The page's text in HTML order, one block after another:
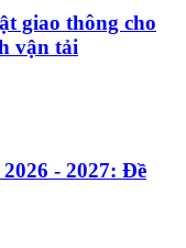
giao thông cho
vận tải
- 2027: Đề